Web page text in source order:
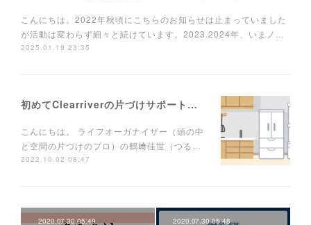
こんにちは。2022年秋頃にこちらのお知らせは止まっていました
が活動は変わらず細々と続けています。2023.2024年、いまノ…
2025.01.19 23:35
初めてClearriverの片づけサポートを使う方へ
こんにちは。 ライフオーガナイザー（頭の中
と空間の片づけのプロ）の鶴﨑佳世（つる…
2022.10.02 08:47
2020.07.30 05:49 2020.07.30 05:48